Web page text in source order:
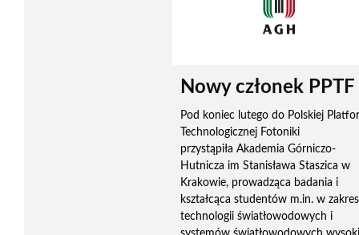
Nowy członek PPTF
Pod koniec lutego do Polskiej
Technologicznej Fotoniki
przystąpiła Akademia Górniczo-
Hutnicza im Stanisława Staszica w
Krakowie, prowadząca badania i
kształcąca studentów m.in. w
technologii światłowodowych i